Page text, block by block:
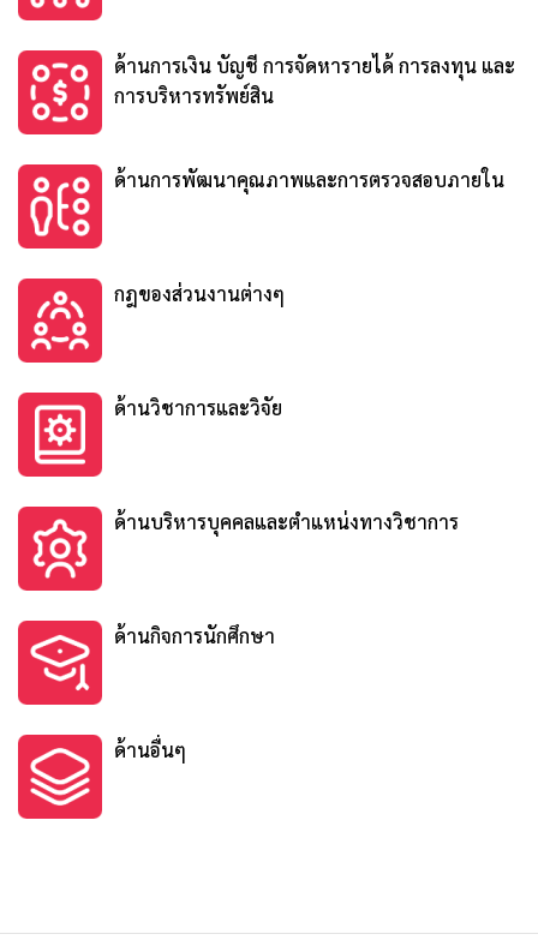
ด้านการเงิน บัญชี การจัดหารายได้ การลงทุน และ
การบริหารทรัพย์สิน
ด้านการพัฒนาคุณภาพและการตรวจสอบภายใน
กฎของส่วนงานต่างๆ
ด้านวิชาการและวิจัย
ด้านบริหารบุคคลและตำแหน่งทางวิชาการ
ด้านกิจการนักศึกษา
ด้านอื่นๆ